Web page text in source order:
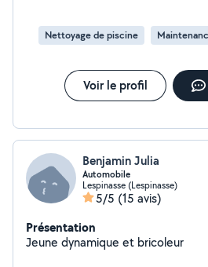
Nettoyage de piscine
Voir le profil
Benjamin Julia
Automobile
Lespinasse (Lespinasse)
5/5 (15 avis)
Présentation
Jeune dynamique et bricoleur